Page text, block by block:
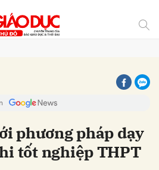
phương pháp dạy
tốt nghiệp THPT